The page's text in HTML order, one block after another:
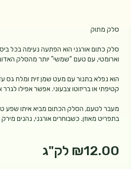
סלק מתוק
סלק כתום אורגני הוא הפתעה נעימה בכל
וארומטי, עם טעם “שמשי” יותר מהסלק
הוא נפלא בתנור עם מעט שמן זית ומלח גס
קטיפתי או בריזוטו צבעוני. אפשר אפילו
מעבר לטעם, הסלק הכתום מביא איתו שפע
בתפריט מאוזן. כשבוחרים אורגני, נהנים
₪12.00 לק"ג